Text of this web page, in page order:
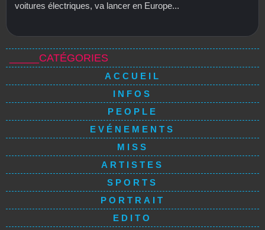
voitures électriques, va lancer en Europe...
_____CATÉGORIES
ACCUEIL
INFOS
PEOPLE
EVÉNEMENTS
MISS
ARTISTES
SPORTS
PORTRAIT
EDITO